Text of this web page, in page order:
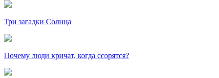
Три загадки Солнца
Почему люди кричат, когда ссорятся?